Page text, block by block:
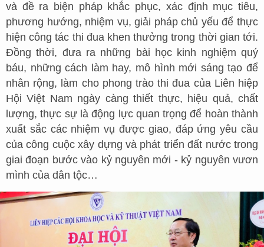
và đề ra biện pháp khắc phục, xác định mục tiêu,
phương hướng, nhiệm vụ, giải pháp chủ yếu để thực
hiện công tác thi đua khen thưởng trong thời gian tới.
Đồng thời, đưa ra những bài học kinh nghiệm quý
báu, những cách làm hay, mô hình mới sáng tạo để
nhân rộng, làm cho phong trào thi đua của Liên hiệp
Hội Việt Nam ngày càng thiết thực, hiệu quả, chất
lượng, thực sự là động lực quan trọng để hoàn thành
xuất sắc các nhiệm vụ được giao, đáp ứng yêu cầu
của công cuộc xây dựng và phát triển đất nước trong
giai đoạn bước vào kỷ nguyên mới - kỷ nguyên vươn
mình của dân tộc…